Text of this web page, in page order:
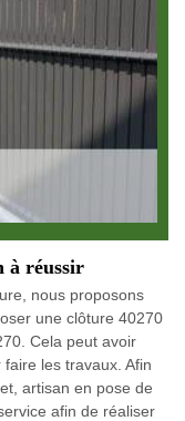
à réussir
nous proposons
une clôture 40270
Cela peut avoir
faire les travaux. Afin
artisan en pose de
afin de réaliser